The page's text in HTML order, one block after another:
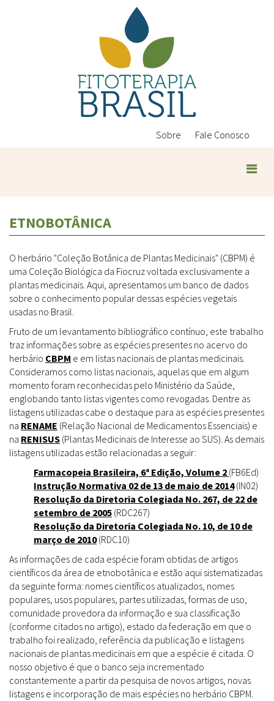
Sobre Fale Conosco
ETNOBOTÂNICA
O herbário "Coleção Botânica de Plantas Medicinais" (CBPM) é
uma Coleção Biológica da Fiocruz voltada exclusivamente a
plantas medicinais. Aqui, apresentamos um banco de dados
sobre o conhecimento popular dessas espécies vegetais
usadas no Brasil.
Fruto de um levantamento bibliográfico contínuo, este trabalho
traz informações sobre as espécies presentes no acervo do
herbário CBPM e em listas nacionais de plantas medicinais.
Consideramos como listas nacionais, aquelas que em algum
momento foram reconhecidas pelo Ministério da Saúde,
englobando tanto listas vigentes como revogadas. Dentre as
listagens utilizadas cabe o destaque para as espécies presentes
na RENAME (Relação Nacional de Medicamentos Essenciais) e
na RENISUS (Plantas Medicinais de Interesse ao SUS). As demais
listagens utilizadas estão relacionadas a seguir:
Farmacopeia Brasileira, 6ª Edição, Volume 2 (FB6Ed)
Instrução Normativa 02 de 13 de maio de 2014(IN02)
Resolução da Diretoria Colegiada No. 267, de 22 de
setembro de 2005 (RDC267)
Resolução da Diretoria Colegiada No. 10, de 10 de
março de 2010(RDC10)
As informações de cada espécie foram obtidas de artigos
científicos da área de etnobotânica e estão aqui sistematizadas
da seguinte forma: nomes científicos atualizados, nomes
populares, usos populares, partes utilizadas, formas de uso,
comunidade provedora da informação e sua classificação
(conforme citados no artigo), estado da federação em que o
trabalho foi realizado, referência da publicação e listagens
nacionais de plantas medicinais em que a espécie é citada. O
nosso objetivo é que o banco seja incrementado
constantemente a partir da pesquisa de novos artigos, novas
listagens e incorporação de mais espécies no herbário CBPM.